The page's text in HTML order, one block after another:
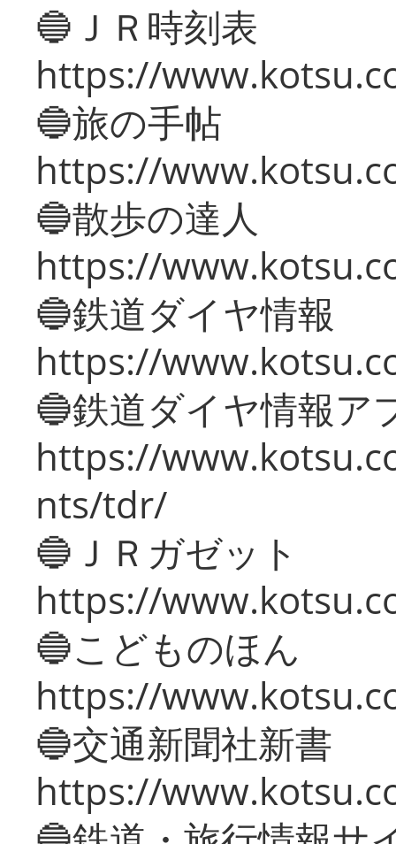
🔵ＪＲ時刻表
https://
🔵旅の手帖
https://
🔵散歩の達人
https://
🔵鉄道ダイヤ情報
https://
🔵鉄道ダイヤ情報ア
https://
nts/tdr/
🔵ＪＲガゼット
https://
🔵こどものほん
https://
🔵交通新聞社新書
https://